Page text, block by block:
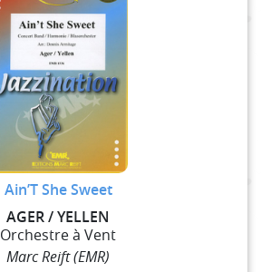
Ain’T She Sweet
AGER / YELLEN
Orchestre à Vent
Marc Reift (EMR)